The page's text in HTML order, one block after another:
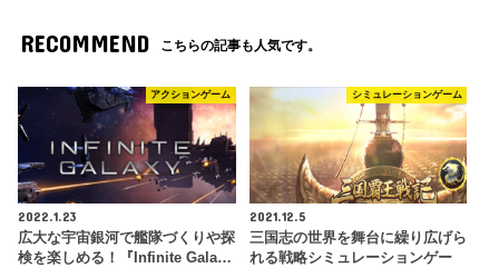
RECOMMEND こちらの記事も人気です。
アクションゲーム
2022.1.23
広大な宇宙銀河で艦隊づくりや探
検を楽しめる！『Infinite Gala…
シミュレーションゲーム
2021.12.5
三国志の世界を舞台に繰り広げら
れる戦略シミュレーションゲー